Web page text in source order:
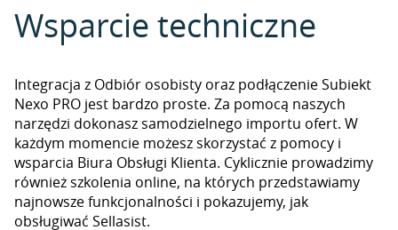
Wsparcie techniczne
Integracja z Odbiór osobisty oraz podłączenie Subiekt
Nexo PRO jest bardzo proste. Za pomocą naszych
narzędzi dokonasz samodzielnego importu ofert. W
każdym momencie możesz skorzystać z pomocy i
wsparcia Biura Obsługi Klienta. Cyklicznie prowadzimy
również szkolenia online, na których przedstawiamy
najnowsze funkcjonalności i pokazujemy, jak
obsługiwać Sellasist.